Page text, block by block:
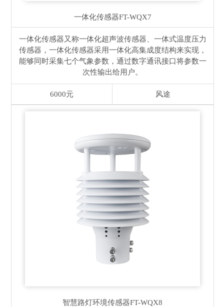
一体化传感器FT-WQX7
一体化传感器又称一体化超声波传感器、一体式温度压力
传感器，一体化传感器采用一体化高集成度结构来实现，
能够同时采集七个气象参数，通过数字通讯接口将参数一
次性输出给用户。
6000元 风途
智慧路灯环境传感器FT-WQX8